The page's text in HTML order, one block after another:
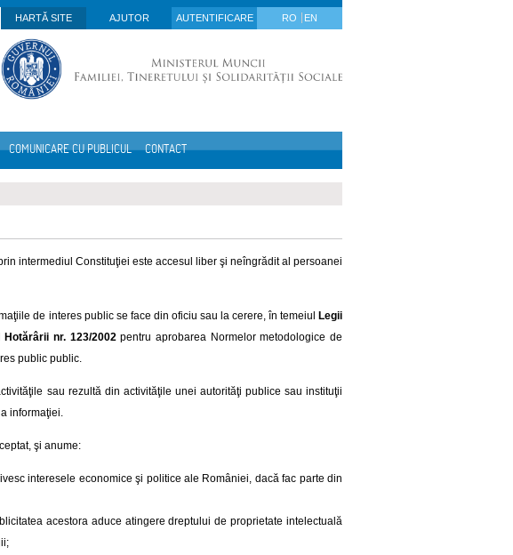
HARTĂ SITE
AJUTOR AUTENTIFICARE RO EN
COMUNICARE CU PUBLICUL CONTACT
intermediul Constituţiei este accesul liber şi neîngrădit al persoanei
de interes public se face din oficiu sau la cerere, în temeiul Legii
Hotărârii nr. 123/2002 pentru aprobarea Normelor metodologice de
public public.
sau rezultă din activităţile unei autorităţi publice sau instituţii
informaţiei.
şi anume:
interesele economice şi politice ale României, dacă fac parte din
acestora aduce atingere dreptului de proprietate intelectuală